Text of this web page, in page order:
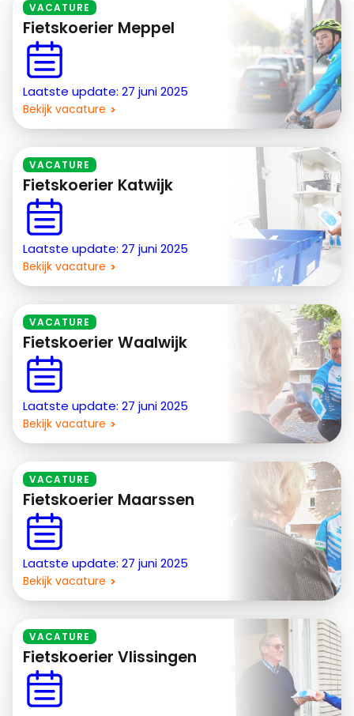
VACATURE
Fietskoerier Meppel
Laatste update: 27 juni 2025
Bekijk vacature
VACATURE
Fietskoerier Katwijk
Laatste update: 27 juni 2025
Bekijk vacature
VACATURE
Fietskoerier Waalwijk
Laatste update: 27 juni 2025
Bekijk vacature
VACATURE
Fietskoerier Maarssen
Laatste update: 27 juni 2025
Bekijk vacature
VACATURE
Fietskoerier Vlissingen